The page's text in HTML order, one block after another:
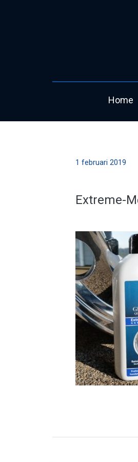
Home
1 februari 2019
Extreme-